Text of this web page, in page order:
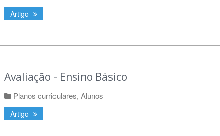
Artigo
Avaliação - Ensino Básico
Planos curriculares, Alunos
Artigo